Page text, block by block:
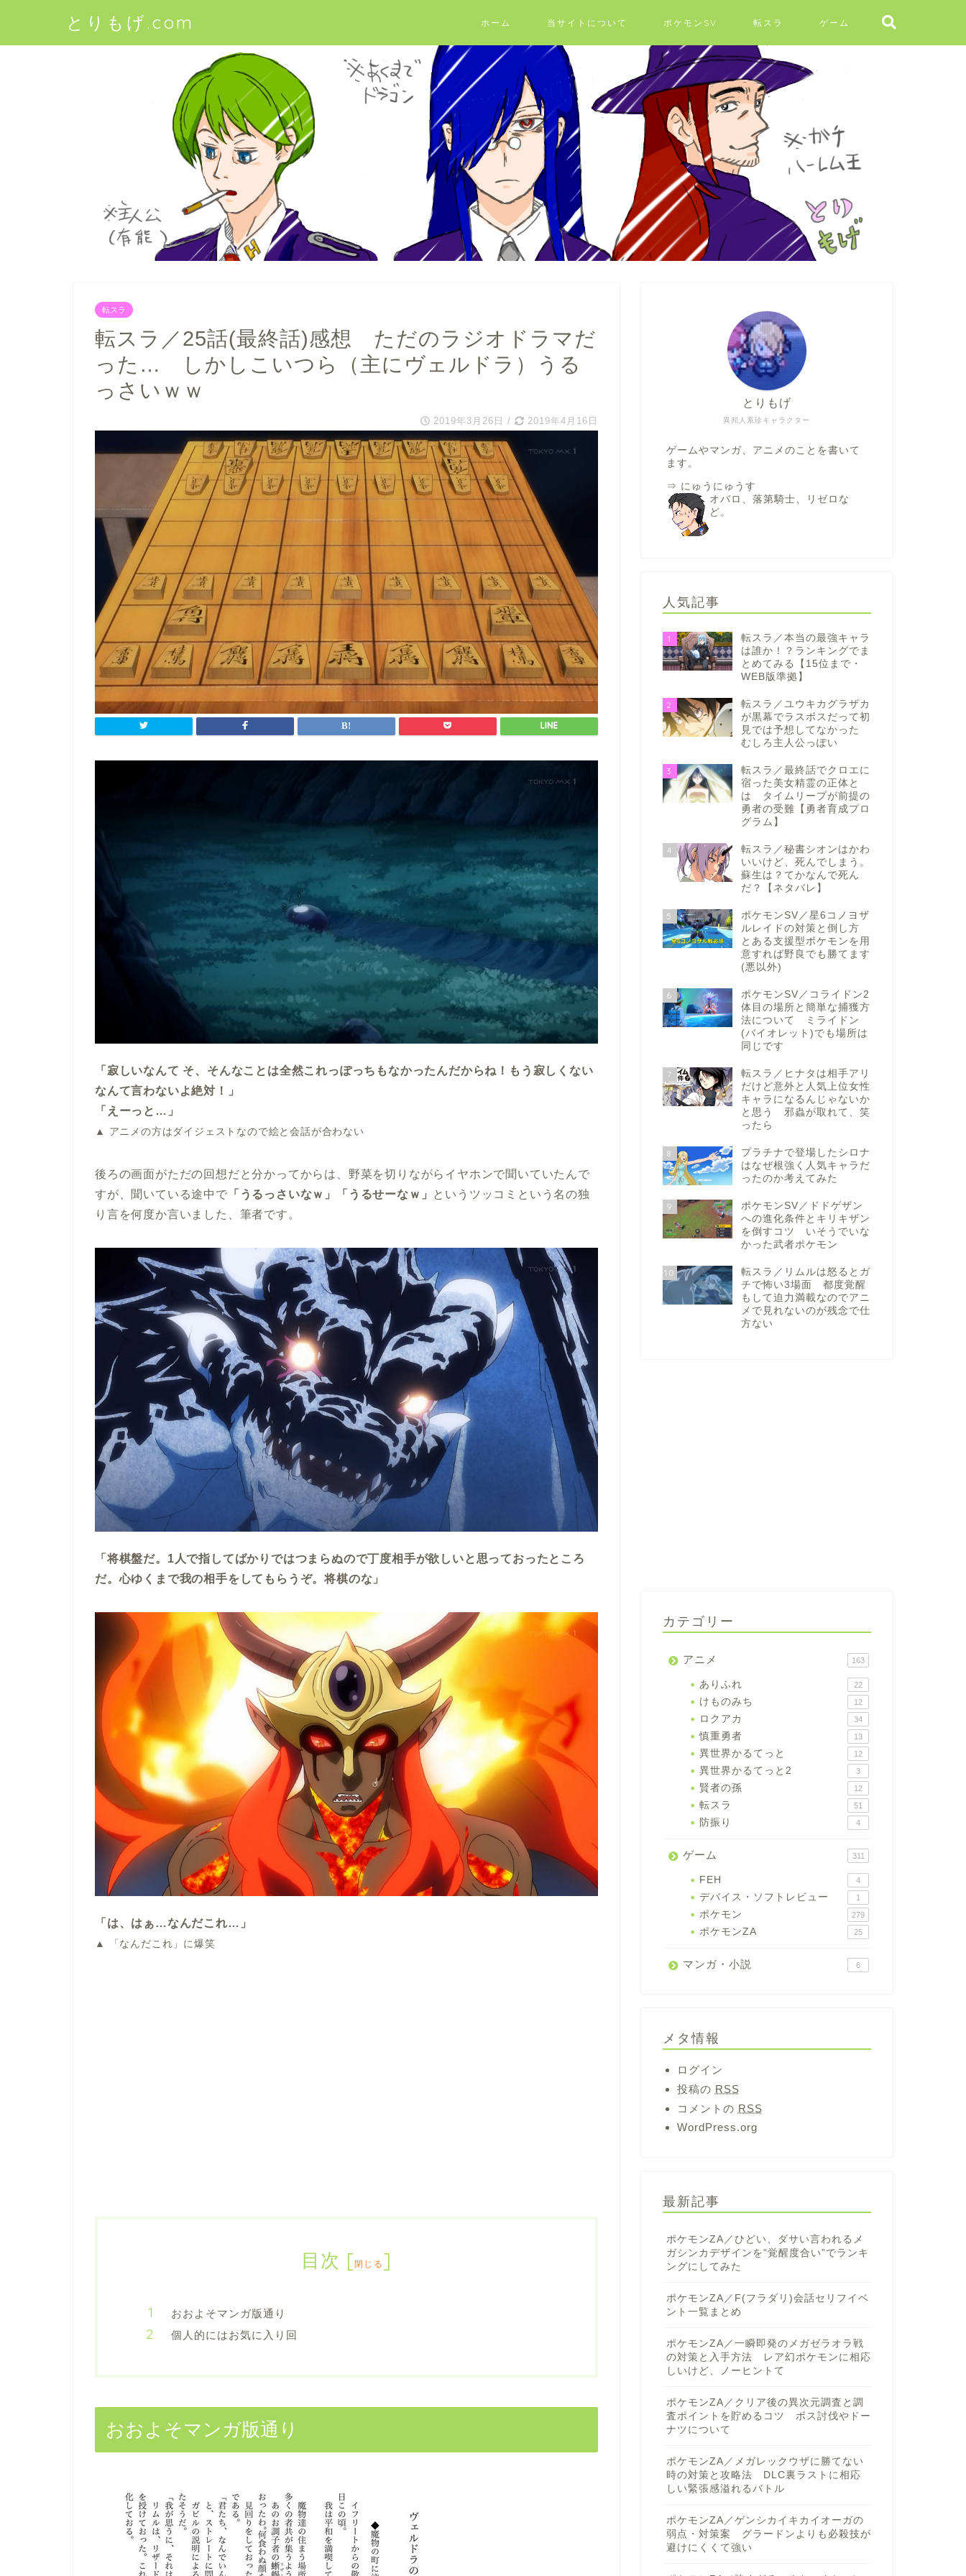
とりもげ.com ホーム 当サイトについて ポケモンSV 転スラ ゲーム
転スラ
転スラ／25話(最終話)感想 ただのラジオドラマだ
った… しかしこいつら（主にヴェルドラ）うる
っさいｗｗ
2019年3月26日 / 2019年4月16日
「寂しいなんて そ、そんなことは全然これっぽっちもなかったんだからね！もう寂しくない
なんて言わないよ絶対！」
「えーっと…」
▲ アニメの方はダイジェストなので絵と会話が合わない
後ろの画面がただの回想だと分かってからは、野菜を切りながらイヤホンで聞いていたんで
すが、聞いている途中で 「うるっさいなｗ」「うるせーなｗ」 というツッコミという名の独
り言を何度か言いました、筆者です。
「将棋盤だ。1人で指してばかりではつまらぬので丁度相手が欲しいと思っておったところ
だ。心ゆくまで我の相手をしてもらうぞ。将棋のな」
「は、はぁ…なんだこれ…」
▲ 「なんだこれ」に爆笑
目次 [閉じる ]
おおよそマンガ版通り
個人的にはお気に入り回
おおよそマンガ版通り
異邦人系珍キャラクター
とりもげ
ゲームやマンガ、アニメのことを書いて
ます。
⇒ にゅうにゅうす
オバロ、落第騎士、リゼロな
ど。
人気記事
1
転スラ／本当の最強キャラ
は誰か！？ランキングでま
とめてみる【15位まで・
WEB版準拠】
2
転スラ／ユウキカグラザカ
が黒幕でラスボスだって初
見では予想してなかった
むしろ主人公っぽい
3
転スラ／最終話でクロエに
宿った美女精霊の正体と
は タイムリープが前提の
勇者の受難【勇者育成プロ
グラム】
4
転スラ／秘書シオンはかわ
いいけど、死んでしまう。
蘇生は？てかなんで死ん
だ？【ネタバレ】
5
ポケモンSV／星6コノヨザ
ルレイドの対策と倒し方
とある支援型ポケモンを用
意すれば野良でも勝てます
(悪以外)
6
ポケモンSV／コライドン2
体目の場所と簡単な捕獲方
法について ミライドン
(バイオレット)でも場所は
同じです
7
転スラ／ヒナタは相手アリ
だけど意外と人気上位女性
キャラになるんじゃないか
と思う 邪蟲が取れて、笑
ったら
8
プラチナで登場したシロナ
はなぜ根強く人気キャラだ
ったのか考えてみた
9
ポケモンSV／ドドゲザン
への進化条件とキリキザン
を倒すコツ いそうでいな
かった武者ポケモン
10
転スラ／リムルは怒るとガ
チで怖い3場面 都度覚醒
もして迫力満載なのでアニ
メで見れないのが残念で仕
方ない
カテゴリー
アニメ 163
ありふれ 22
けものみち 12
ロクアカ 34
慎重勇者 13
異世界かるてっと 12
異世界かるてっと2 3
賢者の孫 12
転スラ 51
防振り 4
ゲーム 311
FEH 4
デバイス・ソフトレビュー 1
ポケモン 279
ポケモンZA 25
マンガ・小説 6
メタ情報
ログイン
投稿の RSS
コメントの RSS
WordPress.org
最新記事
ポケモンZA／ひどい、ダサい言われるメ
ガシンカデザインを“覚醒度合い”でランキ
ングにしてみた
ポケモンZA／F(フラダリ)会話セリフイベ
ント一覧まとめ
ポケモンZA／一瞬即発のメガゼラオラ戦
の対策と入手方法 レア幻ポケモンに相応
しいけど、ノーヒントて
ポケモンZA／クリア後の異次元調査と調
査ポイントを貯めるコツ ボス討伐やドー
ナツについて
ポケモンZA／メガレックウザに勝てない
時の対策と攻略法 DLC裏ラストに相応
しい緊張感溢れるバトル
ポケモンZA／ゲンシカイキカイオーガの
弱点・対策案 グラードンよりも必殺技が
避けにくくて強い